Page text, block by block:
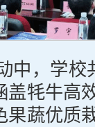
中，学校
盖牦牛高
果蔬优质